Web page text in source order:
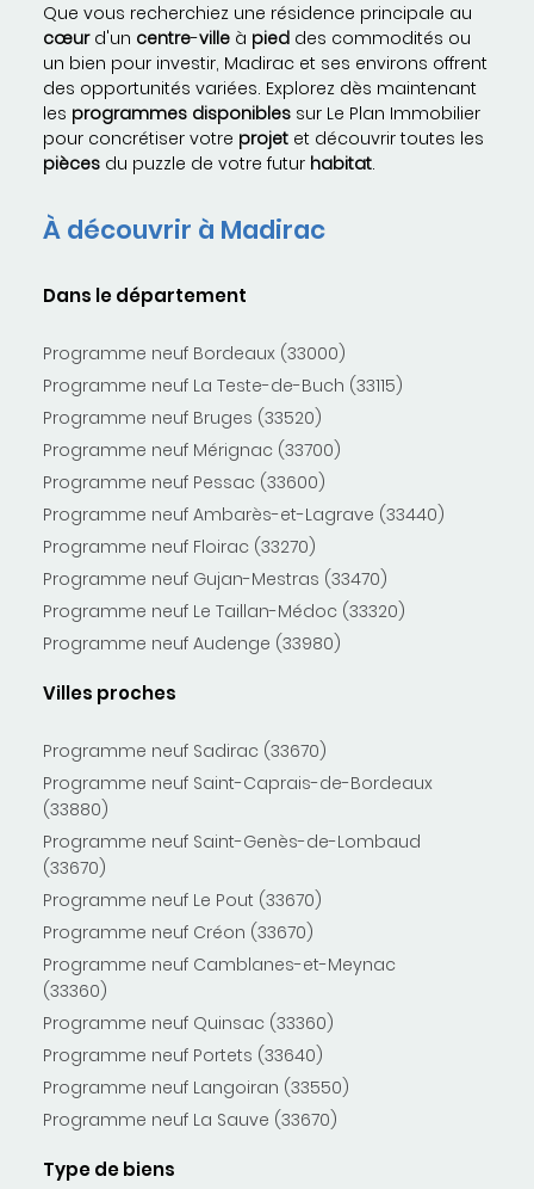
Que vous recherchiez une résidence principale au
cœurd'un centre-ville à pied des commodités ou
un bien pour investir, Madirac et ses environs offrent
des opportunités variées. Explorez dès maintenant
les programmes disponibles sur Le Plan Immobilier
pour concrétiser votre projet et découvrir toutes les
pièces du puzzle de votre futur habitat.
À découvrir à Madirac
Dans le département
Programme neuf Bordeaux (33000)
Programme neuf La Teste-de-Buch (33115)
Programme neuf Bruges (33520)
Programme neuf Mérignac (33700)
Programme neuf Pessac (33600)
Programme neuf Ambarès-et-Lagrave (33440)
Programme neuf Floirac (33270)
Programme neuf Gujan-Mestras (33470)
Programme neuf Le Taillan-Médoc (33320)
Programme neuf Audenge (33980)
Villes proches
Programme neuf Sadirac (33670)
Programme neuf Saint-Caprais-de-Bordeaux
(33880)
Programme neuf Saint-Genès-de-Lombaud
(33670)
Programme neuf Le Pout (33670)
Programme neuf Créon (33670)
Programme neuf Camblanes-et-Meynac
(33360)
Programme neuf Quinsac (33360)
Programme neuf Portets (33640)
Programme neuf Langoiran (33550)
Programme neuf La Sauve (33670)
Type de biens